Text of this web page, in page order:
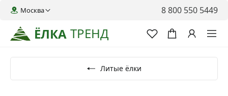
ЁЛКА ТРЕНД
Москва 8 800 550 5449
Литые ёлки